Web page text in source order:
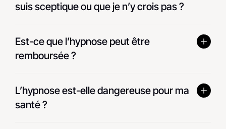
suis sceptique ou que je n’y crois pas ?
Est-ce que l’hypnose peut être
remboursée ?
L’hypnose est-elle dangereuse pour ma
santé ?